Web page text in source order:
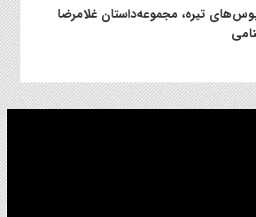
تیره، مجموعه‌داستان غلامرضا